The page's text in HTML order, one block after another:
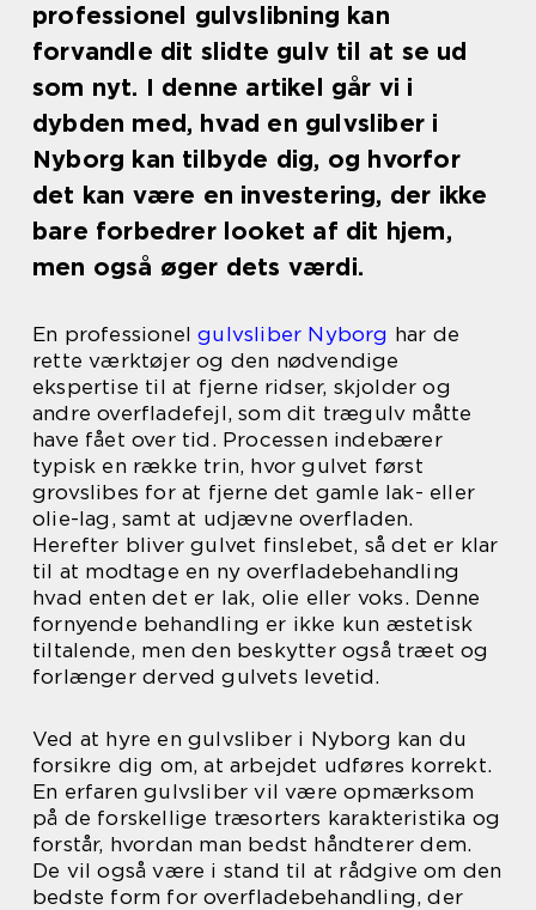
professionel gulvslibning kan
forvandle dit slidte gulv til at se ud
som nyt. I denne artikel går vi i
dybden med, hvad en gulvsliber i
Nyborg kan tilbyde dig, og hvorfor
det kan være en investering, der ikke
bare forbedrer looket af dit hjem,
men også øger dets værdi.
En professionelgulvsliber Nyborg har de
rette værktøjer og den nødvendige
ekspertise til at fjerne ridser, skjolder og
andre overfladefejl, som dit trægulv måtte
have fået over tid. Processen indebærer
typisk en række trin, hvor gulvet først
grovslibes for at fjerne det gamle lak- eller
olie-lag, samt at udjævne overfladen.
Herefter bliver gulvet finslebet, så det er klar
til at modtage en ny overfladebehandling
hvad enten det er lak, olie eller voks. Denne
fornyende behandling er ikke kun æstetisk
tiltalende, men den beskytter også træet og
forlænger derved gulvets levetid.
Ved at hyre en gulvsliber i Nyborg kan du
forsikre dig om, at arbejdet udføres korrekt.
En erfaren gulvsliber vil være opmærksom
på de forskellige træsorters karakteristika og
forstår, hvordan man bedst håndterer dem.
De vil også være i stand til at rådgive om den
bedste form for overfladebehandling, der